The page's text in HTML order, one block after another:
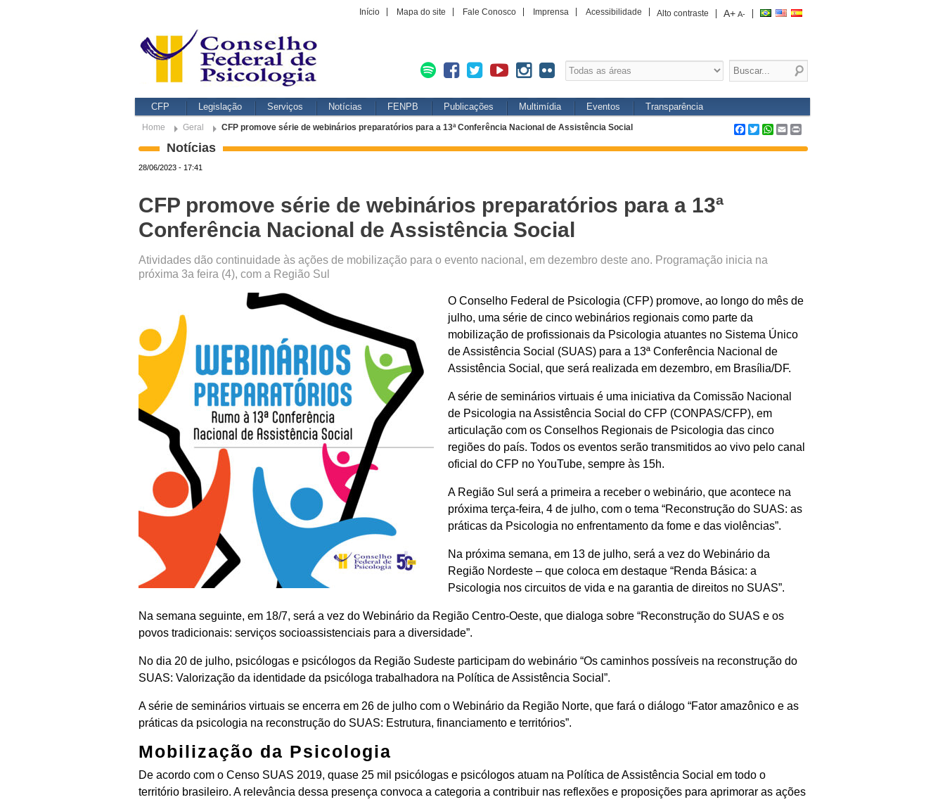
A+ A-
Alto contraste
Início Mapa do site Fale Conosco Imprensa Acessibilidade
CFP Legislação Serviços Notícias FENPB Publicações Multimídia Eventos Transparência
Home Geral CFP promove série de webinários preparatórios para a 13ª Conferência Nacional de Assistência Social Facebook
TwitterWhatsApp
Email
Notícias
28/06/2023 - 17:41
CFP promove série de webinários preparatórios para a 13ª
Conferência Nacional de Assistência Social
Atividades dão continuidade às ações de mobilização para o evento nacional, em dezembro deste ano. Programação inicia na
próxima 3a feira (4), com a Região Sul
O Conselho Federal de Psicologia (CFP) promove, ao longo do mês de
julho, uma série de cinco webinários regionais como parte da
mobilização de profissionais da Psicologia atuantes no Sistema Único
de Assistência Social (SUAS) para a 13ª Conferência Nacional de
Assistência Social, que será realizada em dezembro, em Brasília/DF.
A série de seminários virtuais é uma iniciativa da Comissão Nacional
de Psicologia na Assistência Social do CFP (CONPAS/CFP), em
articulação com os Conselhos Regionais de Psicologia das cinco
regiões do país. Todos os eventos serão transmitidos ao vivo pelo canal
oficial do CFP no YouTube, sempre às 15h.
A Região Sul será a primeira a receber o webinário, que acontece na
próxima terça-feira, 4 de julho, com o tema “Reconstrução do SUAS: as
práticas da Psicologia no enfrentamento da fome e das violências”.
Na próxima semana, em 13 de julho, será a vez do Webinário da
Região Nordeste – que coloca em destaque “Renda Básica: a
Psicologia nos circuitos de vida e na garantia de direitos no SUAS”.
Na semana seguinte, em 18/7, será a vez do Webinário da Região Centro-Oeste, que dialoga sobre “Reconstrução do SUAS e os
povos tradicionais: serviços socioassistenciais para a diversidade”.
No dia 20 de julho, psicólogas e psicólogos da Região Sudeste participam do webinário “Os caminhos possíveis na reconstrução do
SUAS: Valorização da identidade da psicóloga trabalhadora na Política de Assistência Social”.
A série de seminários virtuais se encerra em 26 de julho com o Webinário da Região Norte, que fará o diálogo “Fator amazônico e as
práticas da psicologia na reconstrução do SUAS: Estrutura, financiamento e territórios”.
Mobilização da Psicologia
De acordo com o Censo SUAS 2019, quase 25 mil psicólogas e psicólogos atuam na Política de Assistência Social em todo o
território brasileiro. A relevância dessa presença convoca a categoria a contribuir nas reflexões e proposições para aprimorar as ações